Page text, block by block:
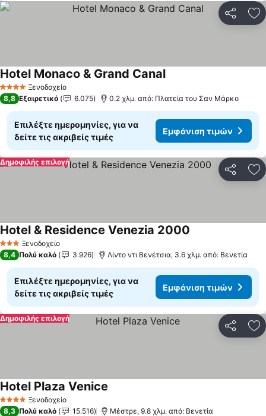
4 ΑστέριαΞενοδοχείο
Hotel Monaco & Grand Canal
8,8 Εξαιρετικό 6.075 0.2 χλμ. από: Πλατεία του Σαν Μάρκο
Επιλέξτε ημερομηνίες, για να
δείτε τις ακριβείς τιμές
Εμφάνιση τιμών
Δημοφιλής επιλογή
3 ΑστέριαΞενοδοχείο
Hotel & Residence Venezia 2000
8,4 Πολύ καλό 3.926 Λίντο ντι Βενέτσια, 3.6 χλμ. από: Βενετία
Επιλέξτε ημερομηνίες, για να
δείτε τις ακριβείς τιμές
Εμφάνιση τιμών
Δημοφιλής επιλογή
4 ΑστέριαΞενοδοχείο
Hotel Plaza Venice
8,3 Πολύ καλό 15.516 Μέστρε, 9.8 χλμ. από: Βενετία